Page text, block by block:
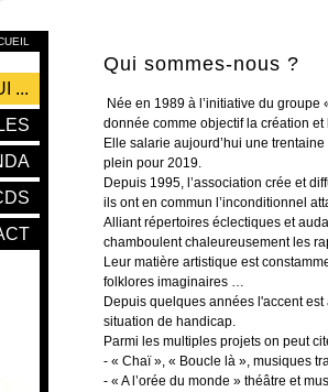
...
Qui sommes-nous ?
Née en 1989 à l’initiative du groupe
donnée comme objectif la création
Elle salarie aujourd’hui une
plein pour 2019.
Depuis 1995, l’association crée et
ils ont en commun l’inconditionnel
Alliant répertoires éclectiques et
chamboulent chaleureusement les
Leur matière artistique est
folklores imaginaires …
Depuis quelques années l'accent
situation de handicap.
Parmi les multiples projets on peut
- « Chaï », « Boucle là », musiques
- « A l’orée du monde » théâtre et